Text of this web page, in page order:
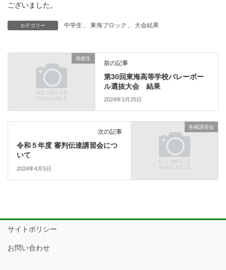
ございました。
カテゴリー 中学生 東海ブロック 大会結果
高校生
前の記事
第30回東海高等学校バレーボー
ル選抜大会 結果
2024年3月25日
各種講習会
次の記事
令和５年度 審判伝達講習会につ
いて
2024年4月5日
サイトポリシー
お問い合わせ